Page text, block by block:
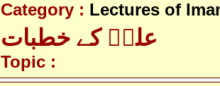
Category : Lectures of
علیؑ کے خطبات
Topic :